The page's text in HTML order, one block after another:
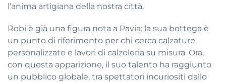
l’anima artigiana della nostra città.
Robi è già una figura nota a Pavia: la sua bottega è
un punto di riferimento per chi cerca calzature
personalizzate e lavori di calzoleria su misura. Ora,
con questa apparizione, il suo talento ha raggiunto
un pubblico globale, tra spettatori incuriositi dallo